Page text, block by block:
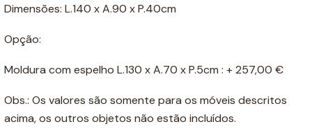
Dimensões: L.140 x A.90 x P.40cm
Opção:
Moldura com espelho L.130 x A.70 x P.5cm : + 257,00 €
Obs.: Os valores são somente para os móveis descritos
acima, os outros objetos não estão incluídos.